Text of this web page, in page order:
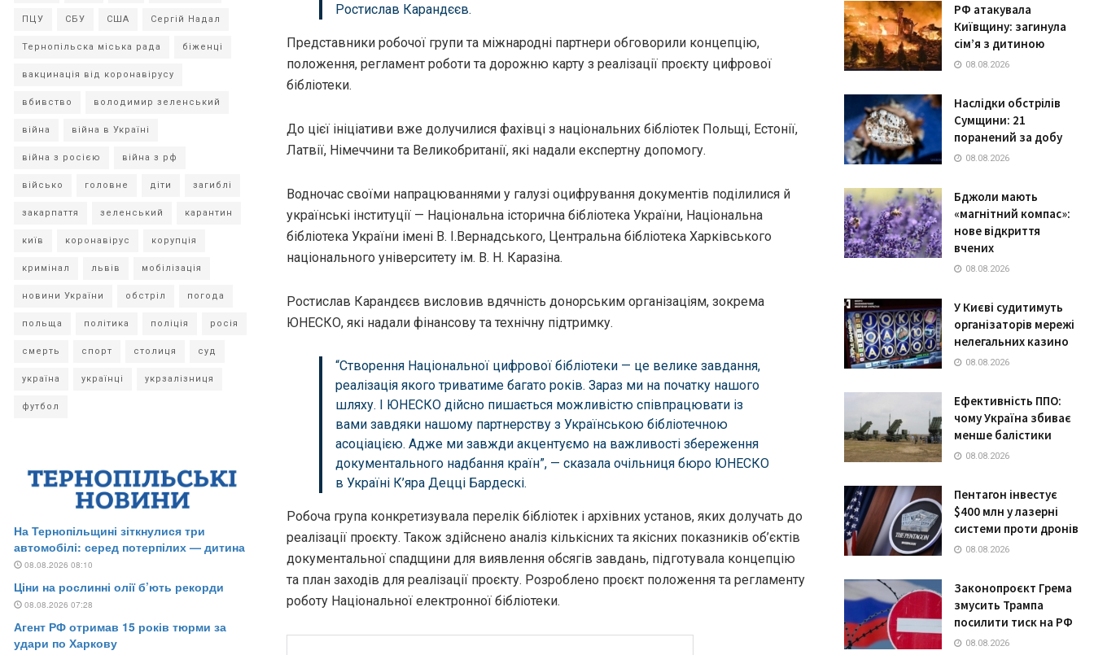
Ростислав Карандєєв.
Представники робочої групи та міжнародні партнери обговорили концепцію,
положення, регламент роботи та дорожню карту з реалізації проєкту цифрової
бібліотеки.
До цієї ініціативи вже долучилися фахівці з національних бібліотек Польщі, Естонії,
Латвії, Німеччини та Великобританії, які надали експертну допомогу.
Водночас своїми напрацюваннями у галузі оцифрування документів поділилися й
українські інституції — Національна історична бібліотека України, Національна
бібліотека України імені В. І.Вернадського, Центральна бібліотека Харківського
національного університету ім. В. Н. Каразіна.
Ростислав Карандєєв висловив вдячність донорським організаціям, зокрема
ЮНЕСКО, які надали фінансову та технічну підтримку.
“Створення Національної цифрової бібліотеки — це велике завдання,
реалізація якого триватиме багато років. Зараз ми на початку нашого
шляху. І ЮНЕСКО дійсно пишається можливістю співпрацювати із
вами завдяки нашому партнерству з Українською бібліотечною
асоціацією. Адже ми завжди акцентуємо на важливості збереження
документального надбання країн”, — сказала очільниця бюро ЮНЕСКО
в Україні К’яра Децці Бардескі.
Робоча група конкретизувала перелік бібліотек і архівних установ, яких долучать до
реалізації проєкту. Також здійснено аналіз кількісних та якісних показників об’єктів
документальної спадщини для виявлення обсягів завдань, підготувала концепцію
та план заходів для реалізації проєкту. Розроблено проєкт положення та регламенту
роботу Національної електронної бібліотеки.
ПЦУ СБУ США Сергій Надал
Тернопільска міська рада біженці
вакцинація від коронавірусу
вбивство володимир зеленський
війна війна в Україні
війна з росією війна з рф
військо головне діти загиблі
закарпаття зеленський карантин
київ коронавірус корупція
кримінал львів мобілізація
новини України обстріл погода
польща політика поліція росія
смерть спорт столиця суд
україна українці укрзалізниця
футбол
РФ атакувала
Київщину: загинула
сім’я з дитиною
08.08.2026
Наслідки обстрілів
Сумщини: 21
поранений за добу
08.08.2026
Бджоли мають
«магнітний компас»:
нове відкриття
вчених
08.08.2026
У Києві судитимуть
організаторів мережі
нелегальних казино
08.08.2026
Ефективність ППО:
чому Україна збиває
менше балістики
08.08.2026
Пентагон інвестує
$400 млн у лазерні
системи проти дронів
08.08.2026
Законопроєкт Грема
змусить Трампа
посилити тиск на РФ
08.08.2026